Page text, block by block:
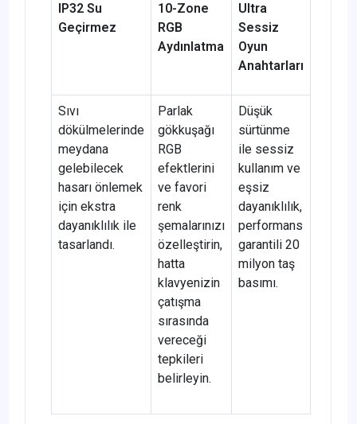
IP32 Su
Geçirmez
10-Zone
RGB
Aydınlatma
Ultra
Sessiz
Oyun
Anahtarları
Sıvı
dökülmelerinde
meydana
gelebilecek
hasarı önlemek
için ekstra
dayanıklılık ile
tasarlandı.
Parlak
gökkuşağı
RGB
efektlerini
ve favori
renk
şemalarınızı
özelleştirin,
hatta
klavyenizin
çatışma
sırasında
vereceği
tepkileri
belirleyin.
Düşük
sürtünme
ile sessiz
kullanım ve
eşsiz
dayanıklılık,
performans
garantili 20
milyon taş
basımı.